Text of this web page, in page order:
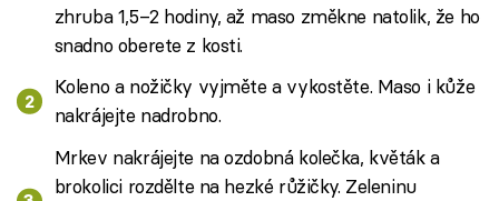
zhruba 1,5–2 hodiny, až maso změkne natolik, že ho
snadno oberete z kosti.
Koleno a nožičky vyjměte a vykostěte. Maso i kůže
nakrájejte nadrobno.
Mrkev nakrájejte na ozdobná kolečka, květák a
brokolici rozdělte na hezké růžičky. Zeleninu